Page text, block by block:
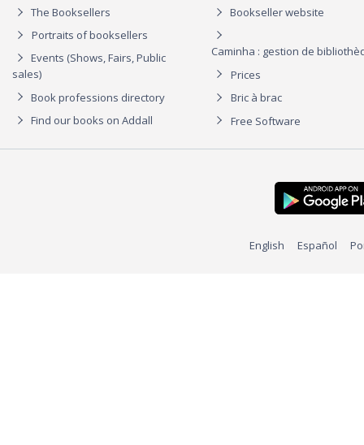
The Booksellers
Portraits of booksellers
Events (Shows, Fairs, Public
sales)
Book professions directory
Find our books on Addall
Bookseller website
Caminha : gestion de
Prices
Bric à brac
Free Software
English Español